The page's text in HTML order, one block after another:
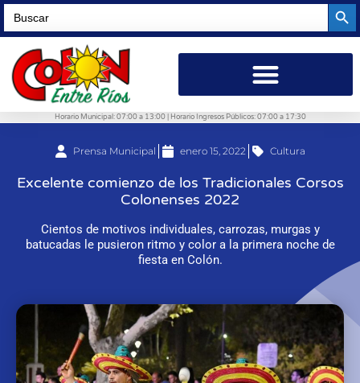
Search
for:
Horario Municipal: 07:00 a 13:00 | Horario Ingresos Públicos: 07:00 a 17:30
Prensa Municipal enero 15, 2022 Cultura
Excelente comienzo de los Tradicionales Corsos
Colonenses 2022
Cientos de motivos individuales, carrozas, murgas y
batucadas le pusieron ritmo y color a la primera noche de
fiesta en Colón.